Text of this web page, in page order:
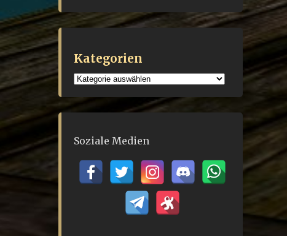
Kategorien
Kategorien
Soziale Medien